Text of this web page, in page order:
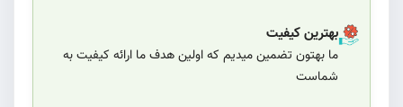
بهترین کیفیت
ما بهتون تضمین میدیم که اولین هدف ما ارائه کیفیت به
شماست